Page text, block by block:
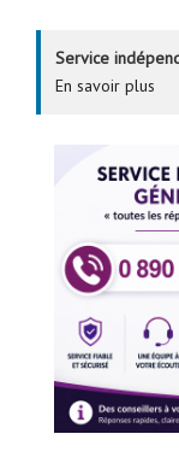
Service
En savoir plus